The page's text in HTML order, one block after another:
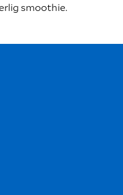
smoothie.